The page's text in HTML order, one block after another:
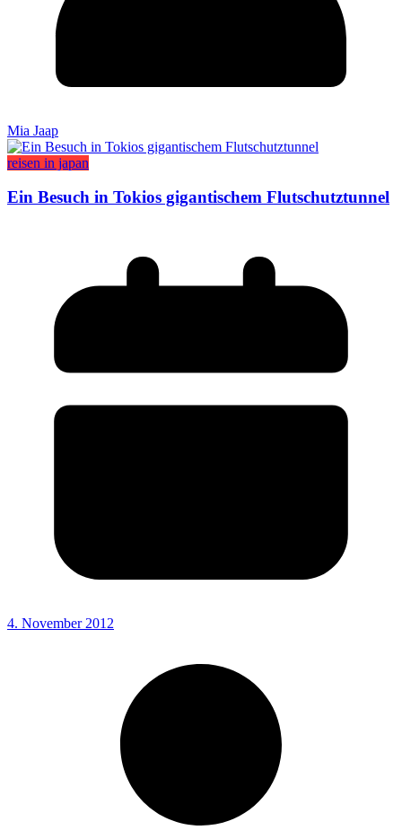
Mia Jaap
reisen in japan
Ein Besuch in Tokios gigantischem Flutschutztunnel
4. November 2012